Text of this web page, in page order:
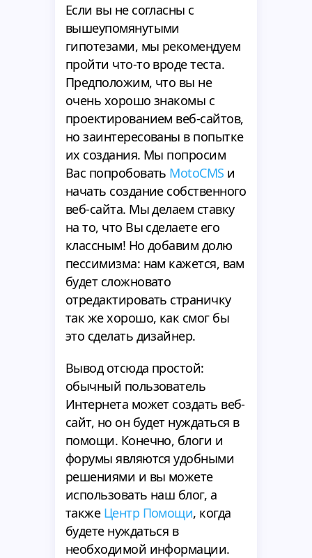
Если вы не согласны с
вышеупомянутыми
гипотезами, мы рекомендуем
пройти что-то вроде теста.
Предположим, что вы не
очень хорошо знакомы с
проектированием веб-сайтов,
но заинтересованы в попытке
их создания. Мы попросим
Вас попробовать MotoCMS и
начать создание собственного
веб-сайта. Мы делаем ставку
на то, что Вы сделаете его
классным! Но добавим долю
пессимизма: нам кажется, вам
будет сложновато
отредактировать страничку
так же хорошо, как смог бы
это сделать дизайнер.
Вывод отсюда простой:
обычный пользователь
Интернета может создать веб-
сайт, но он будет нуждаться в
помощи. Конечно, блоги и
форумы являются удобными
решениями и вы можете
использовать наш блог, а
также Центр Помощи, когда
будете нуждаться в
необходимой информации.